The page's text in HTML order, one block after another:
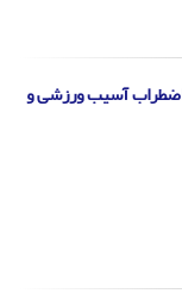
آسیب ورزشی و